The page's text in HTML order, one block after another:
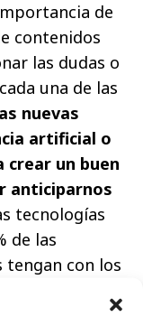
de
contenidos
las dudas o
una de las
nuevas
artificial o
crear un buen
anticiparnos
tecnologías
de las
tengan con los